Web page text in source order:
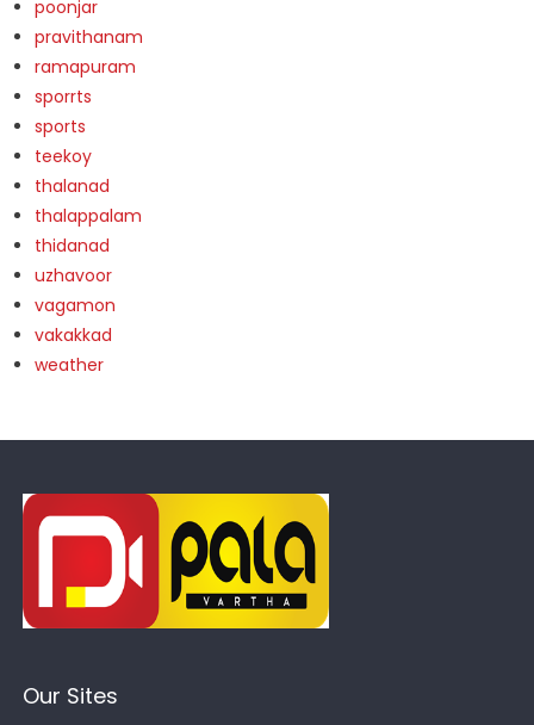
poonjar
pravithanam
ramapuram
sporrts
sports
teekoy
thalanad
thalappalam
thidanad
uzhavoor
vagamon
vakakkad
weather
Our Sites